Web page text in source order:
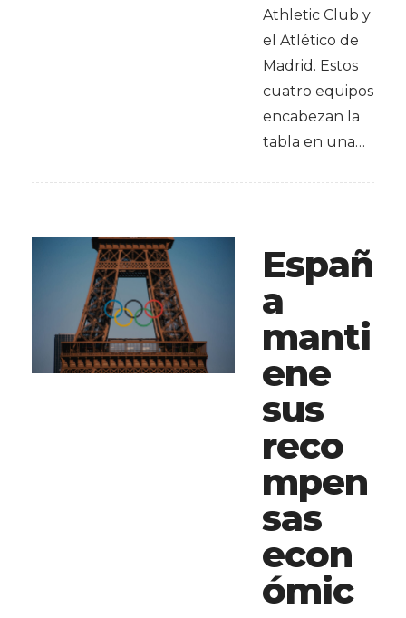
Athletic Club y
el Atlético de
Madrid. Estos
cuatro equipos
encabezan la
tabla en una…
Españ
a
manti
ene
sus
reco
mpen
sas
econ
ómic